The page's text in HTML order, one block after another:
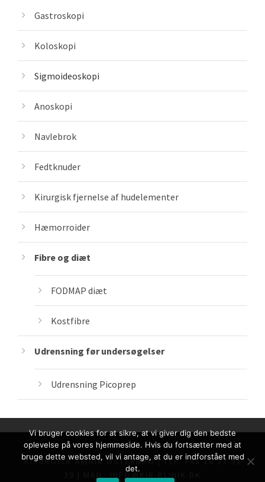
Gastroskopi
Koloskopi
Sigmoideoskopi
Anoskopi
Navlebrok
Fedtknuder
Kirurgisk fjernelse af hudelementer
Hæmorroider
Fibre og diæt
FODMAP diæt
Kostfibre
Udrensning før undersøgelser
Udrensning Picoprep
KIRURGISK KLINIK ØSTERBRO | TLF. +45 26 33 92
39 | MAIL: INFO@KIR-KLINIK.DK
Vi bruger cookies for at sikre, at vi giver dig den bedste
oplevelse på vores hjemmeside. Hvis du fortsætter med at
bruge dette websted, vil vi antage, at du er indforstået med
det.